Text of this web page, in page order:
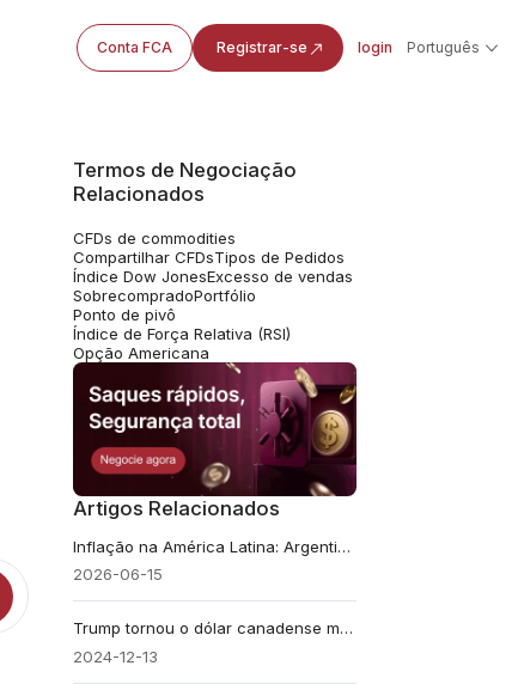
Conta FCA Registrar-se login Português
Termos de Negociação
Relacionados
CFDs de commodities
Compartilhar CFDsTipos de Pedidos
Índice Dow JonesExcesso de vendas
SobrecompradoPortfólio
Ponto de pivô
Índice de Força Relativa (RSI)
Opção Americana
Artigos Relacionados
Inflação na América Latina: Argentina, Bolívia e Venezuela carregam um fardo inflacionário 21 vezes maior para 13% dos latino-americanos.
2026-06-15
Trump tornou o dólar canadense mesquinho
2024-12-13